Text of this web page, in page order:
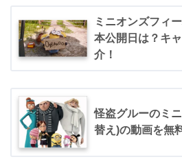
ミニオンズフィ
本公開日は？キ
介！
怪盗グルーのミ
替え)の動画を無